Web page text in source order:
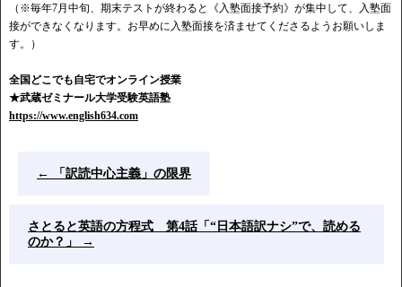
（※毎年7月中旬、期末テストが終わると《入塾面接予約》が集中して、入塾面
接ができなくなります。お早めに入塾面接を済ませてくださるようお願いしま
す。）
全国どこでも自宅でオンライン授業
★武蔵ゼミナール大学受験英語塾
https://www.english634.com
← 「訳読中心主義」の限界
さとると英語の方程式 第4話「“日本語訳ナシ”で、読める
のか？」
→